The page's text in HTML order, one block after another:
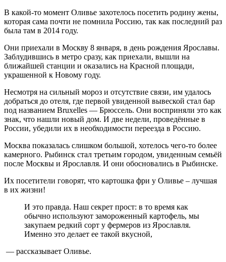
В какой-то момент Оливье захотелось посетить родину жены,
которая сама почти не помнила Россию, так как последний раз
была там в 2014 году.
Они приехали в Москву 8 января, в день рождения Ярославы.
Заблудившись в метро сразу, как приехали, вышли на
ближайшей станции и оказались на Красной площади,
украшенной к Новому году.
Несмотря на сильный мороз и отсутствие связи, им удалось
добраться до отеля, где первой увиденной вывеской стал бар
под названием Bruxelles — Брюссель. Они восприняли это как
знак, что нашли новый дом. И две недели, проведённые в
России, убедили их в необходимости переезда в Россию.
Москва показалась слишком большой, хотелось чего-то более
камерного. Рыбинск стал третьим городом, увиденным семьёй
после Москвы и Ярославля. И они обосновались в Рыбинске.
Их посетители говорят, что картошка фри у Оливье – лучшая
в их жизни!
И это правда. Наш секрет прост: в то время как
обычно используют замороженный картофель, мы
закупаем редкий сорт у фермеров из Ярославля.
Именно это делает ее такой вкусной,
— рассказывает Оливье.